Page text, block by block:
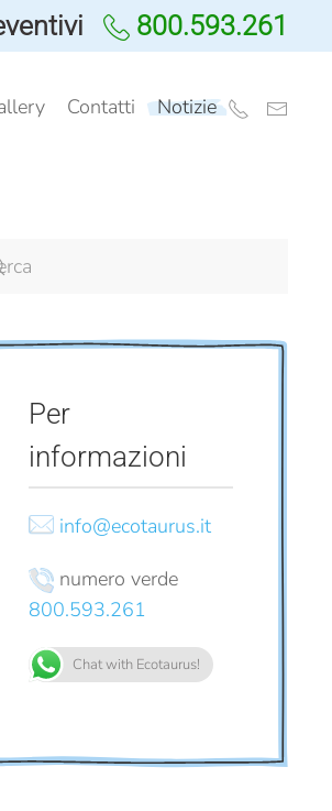
800.593.261
Contatti Notizie
Per
informazioni
info@ecotaurus.it
numero verde
800.593.261
Chat with Ecotaurus!